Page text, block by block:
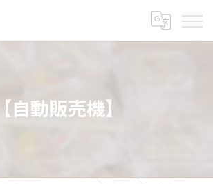
【自動販売機】